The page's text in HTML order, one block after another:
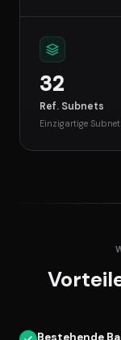
32
Ref. Subnets
Einzigartige